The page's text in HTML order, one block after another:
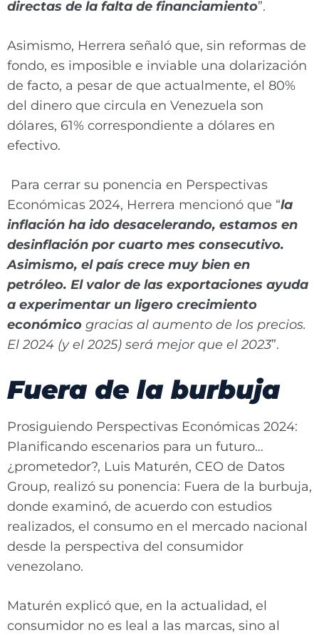
directas de la falta de financiamiento”.
Asimismo, Herrera señaló que, sin reformas de
fondo, es imposible e inviable una dolarización
de facto, a pesar de que actualmente, el 80%
del dinero que circula en Venezuela son
dólares, 61% correspondiente a dólares en
efectivo.
Para cerrar su ponencia en Perspectivas
Económicas 2024, Herrera mencionó que “la
inflación ha ido desacelerando, estamos en
desinflación por cuarto mes consecutivo.
Asimismo, el país crece muy bien en
petróleo. El valor de las exportaciones ayuda
a experimentar un ligero crecimiento
económico gracias al aumento de los precios.
El 2024 (y el 2025) será mejor que el 2023”.
Fuera de la burbuja
Prosiguiendo Perspectivas Económicas 2024:
Planificando escenarios para un futuro…
¿prometedor?, Luis Maturén, CEO de Datos
Group, realizó su ponencia: Fuera de la burbuja,
donde examinó, de acuerdo con estudios
realizados, el consumo en el mercado nacional
desde la perspectiva del consumidor
venezolano.
Maturén explicó que, en la actualidad, el
consumidor no es leal a las marcas, sino al